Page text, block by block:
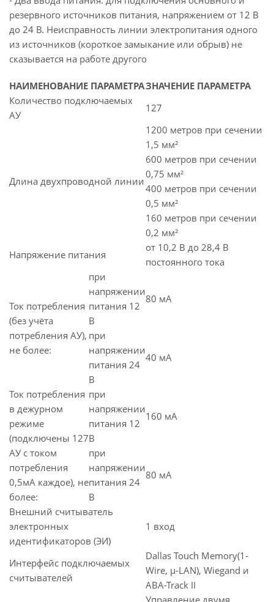
резервного источников питания, напряжением от 12 В
до 24 В. Неисправность линии электропитания одного
из источников (короткое замыкание или обрыв) не
сказывается на работе другого
НАИМЕНОВАНИЕ ПАРАМЕТРАЗНАЧЕНИЕ ПАРАМЕТРА
Количество подключаемых
АУ
127
Длина двухпроводной линии
1200 метров при сечении
1,5 мм²
600 метров при сечении
0,75 мм²
400 метров при сечении
0,5 мм²
160 метров при сечении
0,2 мм²
Напряжение питания
от 10,2 В до 28,4 В
постоянного тока
Ток потребления
(без учёта
потребления АУ),
не более:
при
напряжении
питания 12
В
80 мА
при
напряжении
питания 24
В
40 мА
Ток потребления
в дежурном
режиме
(подключены 127
АУ с током
потребления
0,5мА каждое), не
более:
при
напряжении
питания 12
В
160 мА
при
напряжении
питания 24
В
80 мА
Внешний считыватель
электронных
идентификаторов (ЭИ)
1 вход
Интерфейс подключаемых
считывателей
Dallas Touch Memory(1-
Wire, µ-LAN), Wiegand и
ABA-Track II
Управление двумя